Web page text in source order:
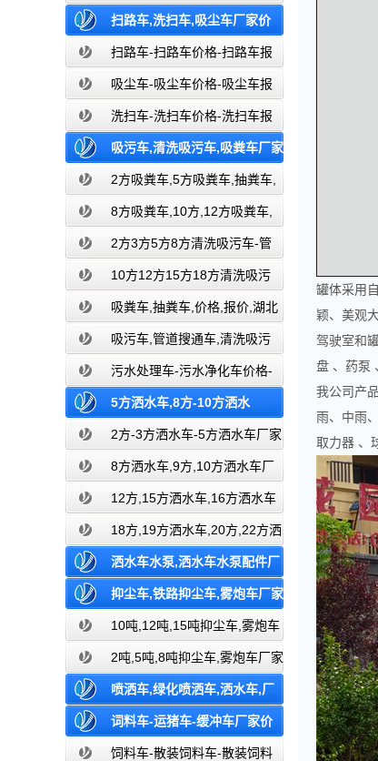
垃圾车,厂家,价格,报价,湖北盈通
扫路车,洗扫车,吸尘车厂家价
格,湖北盈通道路清扫车厂家
扫路车-扫路车价格-扫路车报
价-湖北盈通道路清扫车厂家
吸尘车-吸尘车价格-吸尘车报
价-湖北盈通洗扫车-洗扫车价格-洗扫车报
价-湖北盈通吸污车,清洗吸污车,吸粪车厂家
价格,环卫吸污吸粪车厂家-湖北盈通
2方吸粪车,5方吸粪车,抽粪车,
厂家,价格,报价-湖北盈通
8方吸粪车,10方,12方吸粪车,
抽粪车,厂家,价格,报价,湖北盈通
2方3方5方8方清洗吸污车-管
道搜通车厂家价格报价-湖北盈通
10方12方15方18方清洗吸污
车-管道搜通车厂家价格报价-湖北盈通
吸粪车,抽粪车,价格,报价,湖北
吸粪车厂家直销-湖北盈通
吸污车,管道搜通车,清洗吸污
车,厂家,价格,报价,湖北盈通
污水处理车-污水净化车价格-
污水净化车厂家直销
5方洒水车,8方-10方洒水
车,12-15方洒水车,18-20方洒水车,厂
家,价格,报价,湖北盈通
2方-3方洒水车-5方洒水车厂家
价格报价-湖北盈通
8方洒水车,9方,10方洒水车厂
家价格报价-湖北盈通
12方,15方洒水车,16方洒水车
厂家价格报价-湖北盈通
18方,19方洒水车,20方,22方洒
水车厂家价格报价-湖北盈通
洒水车水泵,洒水车水泵配件厂
家价格,湖北盈通
抑尘车,铁路抑尘车,雾炮车厂家
价格报价,湖北盈通
10吨,12吨,15吨抑尘车,雾炮车
价格报价-东风湖北盈通
2吨,5吨,8吨抑尘车,雾炮车厂家
价格报价-东风湖北
喷洒车,绿化喷洒车,洒水车,厂
家价格报价,湖北盈通洒水车生产厂家
词料车-运猪车-缓冲车厂家价
格报价-湖北盈通
饲料车-散装饲料车-散装饲料
罐体采用
颖、美观大
驾驶室和
盘 、药泵
我公司产
雨、中雨
取力器 、